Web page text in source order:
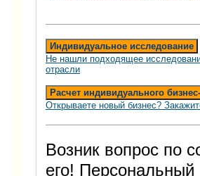
Индивидуальное исследование
Не нашли подходящее
отрасли
Расчет индивидуального
Открываете новый бизнес?
Возник вопрос по
его!